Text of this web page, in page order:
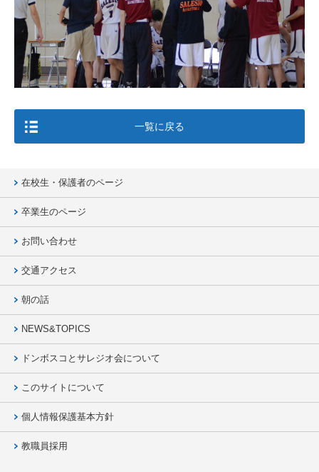
一覧に戻る
在校生・保護者のページ
卒業生のページ
お問い合わせ
交通アクセス
朝の話
NEWS&TOPICS
ドンボスコとサレジオ会について
このサイトについて
個人情報保護基本方針
教職員採用